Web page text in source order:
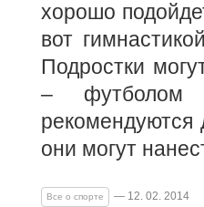
хорошо
вот
Подростки
– футболом
рекомендуются
они могут
Все о спорте — 12. 02. 2014